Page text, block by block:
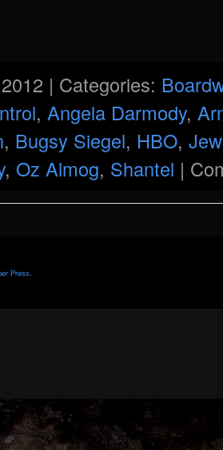
| Categories:
, Angela Darmody,
, Bugsy Siegel, HBO,
, Oz Almog, Shantel |
Press.